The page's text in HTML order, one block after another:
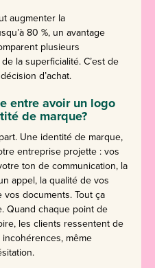
augmenter la
80 %, un avantage
plusieurs
la superficialité. C’est de
d’achat.
entre avoir un logo
de marque?
Une identité de marque,
entreprise projette : vos
ton de communication, la
appel, la qualité de vos
documents. Tout ça
Quand chaque point de
les clients ressentent de
même